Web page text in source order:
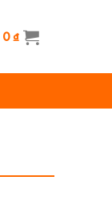
0₫